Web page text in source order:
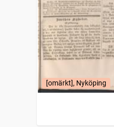
[omärkt], Nyköping